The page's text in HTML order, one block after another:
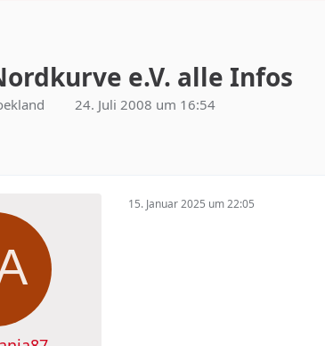
e.V. alle Infos
24. Juli 2008 um 16:54
15. Januar 2025 um 22:05